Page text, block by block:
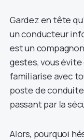
Gardez en tête
un conducteur
est un
gestes, vous
familiarise avec
poste de
passant par la
Alors, pourquoi